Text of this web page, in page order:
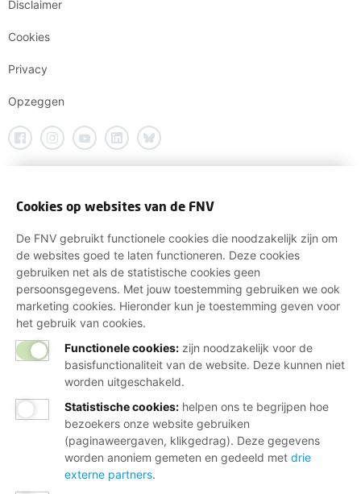
Disclaimer
Cookies
Privacy
Opzeggen
Cookies op websites van de FNV
De FNV gebruikt functionele cookies die noodzakelijk zijn om
de websites goed te laten functioneren. Deze cookies
gebruiken net als de statistische cookies geen
persoonsgegevens. Met jouw toestemming gebruiken we ook
marketing cookies. Hieronder kun je toestemming geven voor
het gebruik van cookies.
Functionele cookies: zijn noodzakelijk voor de
basisfunctionaliteit van de website. Deze kunnen niet
worden uitgeschakeld.
Statistische cookies: helpen ons te begrijpen hoe
bezoekers onze website gebruiken
(paginaweergaven, klikgedrag). Deze gegevens
worden anoniem gemeten en gedeeld met drie
externe partners.